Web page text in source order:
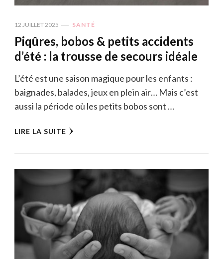
12 JUILLET 2025 SANTÉ
Piqûres, bobos & petits accidents
d’été : la trousse de secours idéale
L’été est une saison magique pour les enfants :
baignades, balades, jeux en plein air… Mais c’est
aussi la période où les petits bobos sont …
LIRE LA SUITE